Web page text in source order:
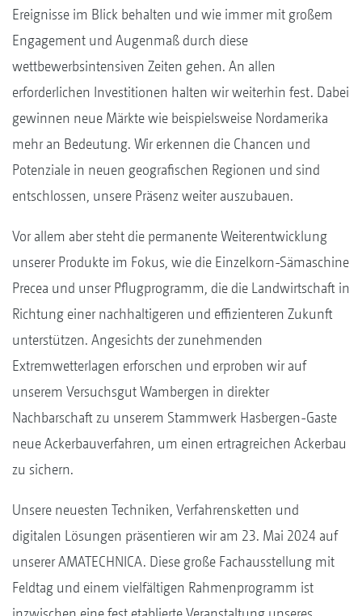
Ereignisse im Blick behalten und wie immer mit großem
Engagement und Augenmaß durch diese
wettbewerbsintensiven Zeiten gehen. An allen
erforderlichen Investitionen halten wir weiterhin fest. Dabei
gewinnen neue Märkte wie beispielsweise Nordamerika
mehr an Bedeutung. Wir erkennen die Chancen und
Potenziale in neuen geografischen Regionen und sind
entschlossen, unsere Präsenz weiter auszubauen.
Vor allem aber steht die permanente Weiterentwicklung
unserer Produkte im Fokus, wie die Einzelkorn-Sämaschine
Precea und unser Pflugprogramm, die die Landwirtschaft in
Richtung einer nachhaltigeren und effizienteren Zukunft
unterstützen. Angesichts der zunehmenden
Extremwetterlagen erforschen und erproben wir auf
unserem Versuchsgut Wambergen in direkter
Nachbarschaft zu unserem Stammwerk Hasbergen-Gaste
neue Ackerbauverfahren, um einen ertragreichen Ackerbau
zu sichern.
Unsere neuesten Techniken, Verfahrensketten und
digitalen Lösungen präsentieren wir am 23. Mai 2024 auf
unserer AMATECHNICA. Diese große Fachausstellung mit
Feldtag und einem vielfältigen Rahmenprogramm ist